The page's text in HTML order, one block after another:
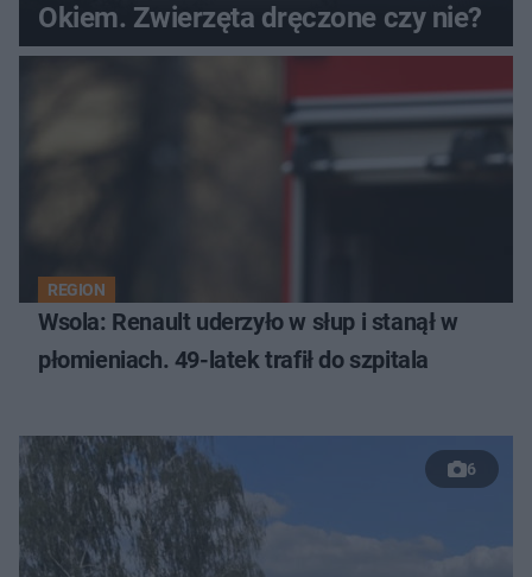
Okiem. Zwierzęta dręczone czy nie?
REGION
Wsola: Renault uderzyło w słup i stanął w
płomieniach. 49-latek trafił do szpitala
6